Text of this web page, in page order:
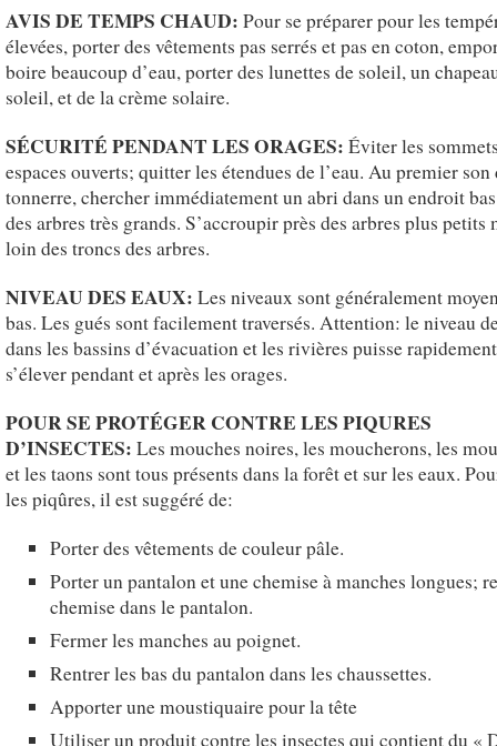
AVIS DE TEMPS CHAUD: Pour se préparer pour les
élevées, porter des vêtements pas serrés et pas en coton,
boire beaucoup d’eau, porter des lunettes de soleil, un
soleil, et de la crème solaire.
SÉCURITÉ PENDANT LES ORAGES: Éviter les
espaces ouverts; quitter les étendues de l’eau. Au premier son
tonnerre, chercher immédiatement un abri dans un endroit
des arbres très grands. S’accroupir près des arbres plus petits
loin des troncs des arbres.
NIVEAU DES EAUX: Les niveaux sont généralement
bas. Les gués sont facilement traversés. Attention: le niveau
dans les bassins d’évacuation et les rivières puisse rapidement
s’élever pendant et après les orages.
POUR SE PROTÉGER CONTRE LES PIQURES
D’INSECTES: Les mouches noires, les moucherons, les
et les taons sont tous présents dans la forêt et sur les eaux.
les piqûres, il est suggéré de:
Porter des vêtements de couleur pâle.
Porter un pantalon et une chemise à manches longues;
chemise dans le pantalon.
Fermer les manches au poignet.
Rentrer les bas du pantalon dans les chaussettes.
Apporter une moustiquaire pour la tête
Utiliser un produit contre les insectes qui contient du «